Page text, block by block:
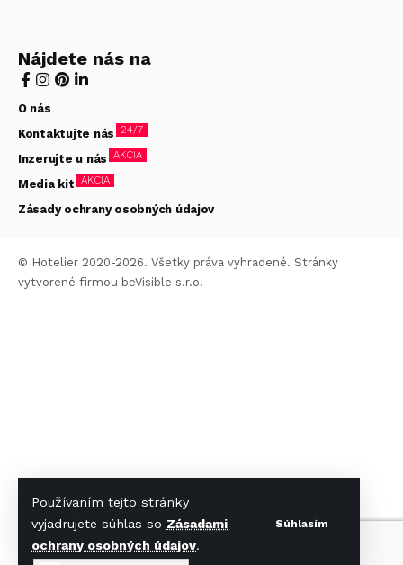
Používaním tejto stránky
vyjadrujete súhlas so Zásadami
ochrany osobných údajov.
Súhlasím
Nájdete nás na
O nás
Kontaktujte nás 24/7
Inzerujte u nás AKCIA
Media kit AKCIA
Zásady ochrany osobných údajov
© Hotelier 2020-2026. Všetky práva vyhradené. Stránky
vytvorené firmou beVisible s.r.o.